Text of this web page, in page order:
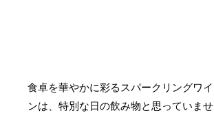
食卓を華やかに彩るスパークリングワイ
ンは、特別な日の飲み物と思っていませ